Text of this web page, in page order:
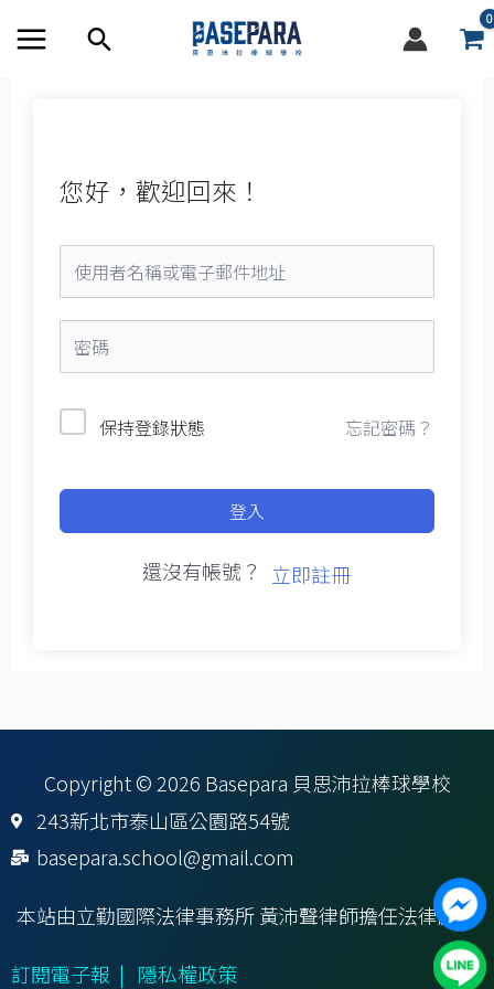
至
搜
您好，歡迎回來！
保持登錄狀態 忘記密碼？
登入
還沒有帳號？ 立即註冊
Copyright © 2026 Basepara 貝思沛拉棒球學校
243新北市泰山區公園路54號
basepara.school@gmail.com
本站由立勤國際法律事務所 黃沛聲律師擔任法律顧問
訂閱電子報 | 隱私權政策